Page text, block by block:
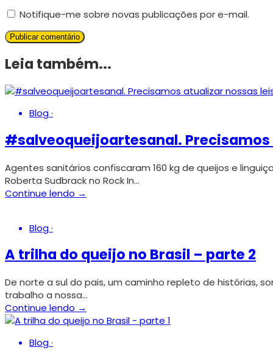
Notifique-me sobre novas publicações por e-mail.
Leia também...
Blog·
#salveoqueijoartesanal.
Agentes sanitários confiscaram 160 kg de queijos e
Roberta Sudbrack no Rock In…
Continue lendo →
Blog·
A trilha do queijo no Brasil – parte 2
De norte a sul do pais, um caminho repleto de histórias,
trabalho a nossa…
Continue lendo →
Blog·